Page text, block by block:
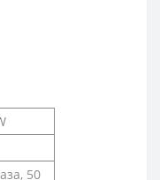
50